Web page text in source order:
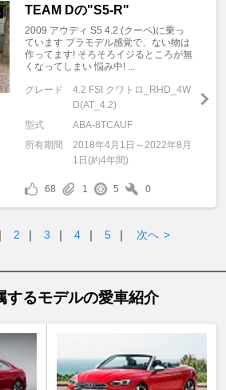
TEAM Dの"S5-R"
2009 アウディ S5 4.2 (クーペ)に乗っ
ています プラモデル感覚で、ない物は
作ってます! そろそろイジるところが無
くなってしまい 悩み中! ...
グレード
4.2 FSI クワトロ_RHD_4W
D(AT_4.2)
型式
ABA-8TCAUF
所有期間
2018年4月1日～2022年8月
1日(約4年間)
68 1 5 0
｜ 2 ｜ 3 ｜ 4 ｜ 5 ｜ 次へ >
するモデルの愛車紹介